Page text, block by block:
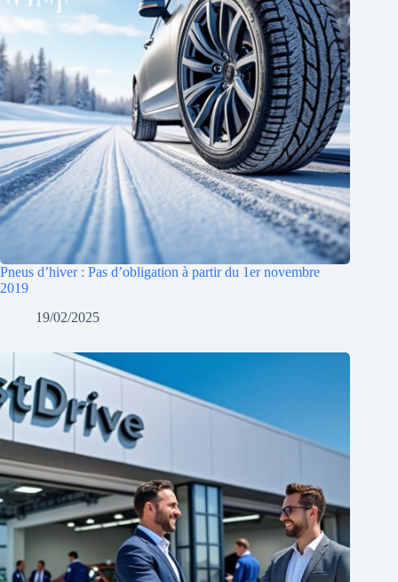
Pneus d’hiver : Pas d’obligation à partir du 1er novembre
2019
19/02/2025